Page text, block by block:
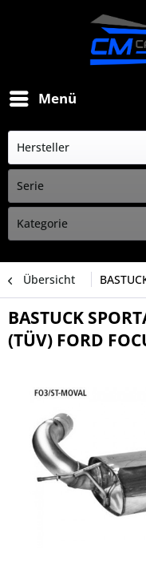
Menü
Übersicht
BASTUCK
(TÜV) FORD